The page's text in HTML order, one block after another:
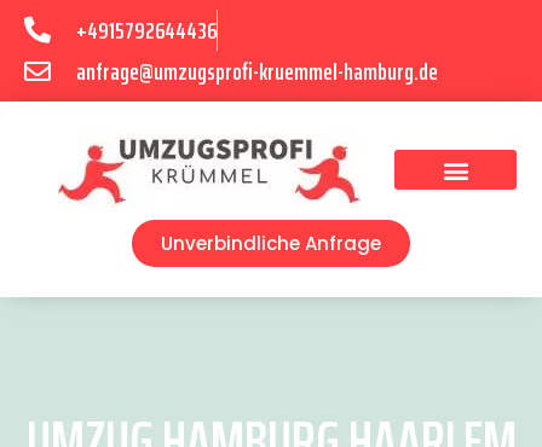
+4915792644436
anfrage@umzugsprofi-kruemmel-hamburg.de
Unverbindliche Anfrage